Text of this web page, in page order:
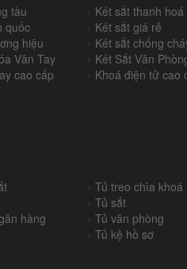
tàu
Két sắt thanh hoá
quốc
Két sắt giá rẻ
hiệu
Két sắt chống
Vân Tay
Két Sắt Văn
cao cấp Khoá điện tử cao
Tủ treo chìa khoá
Tủ sắt
hàng
Tủ văn phòng
Tủ kệ hồ sơ